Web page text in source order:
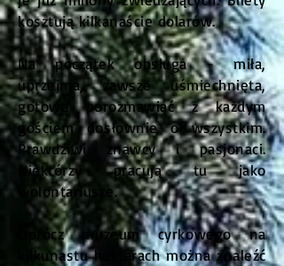
kosztują kilkanaście dolarów.
Na początek obsługa - miła,
uprzejma, zawsze uśmiechnięta,
gotowa porozmawiać z każdym
gościem dosłownie o wszystkim.
Prawdziwi znawcy i pasjonaci.
Niektórzy pracują tu jako
wolontariusze.
Oprócz muzeum cyrkowego na
kilkunastu hektarach można znaleźć